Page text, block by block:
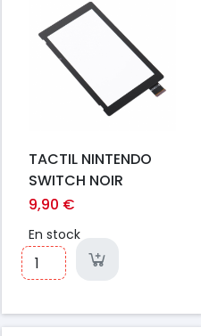
TACTIL NINTENDO
SWITCH NOIR
9,90 €
En stock